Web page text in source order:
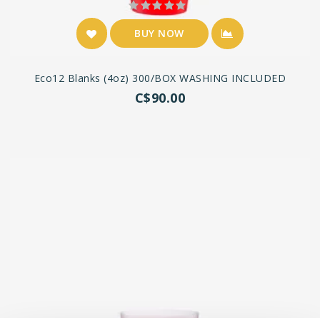
BUY NOW
Eco12 Blanks (4oz) 300/BOX WASHING INCLUDED
C$90.00